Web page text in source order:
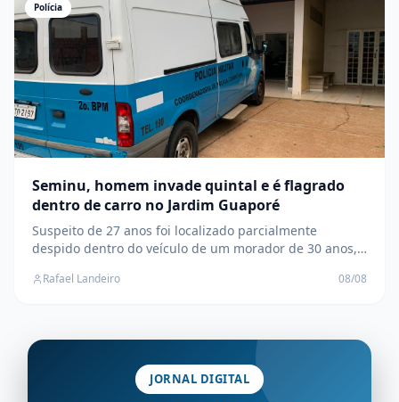
Polícia
Seminu, homem invade quintal e é flagrado
dentro de carro no Jardim Guaporé
Suspeito de 27 anos foi localizado parcialmente
despido dentro do veículo de um morador de 30 anos,
sábado, 08
Rafael Landeiro 08/08
JORNAL DIGITAL